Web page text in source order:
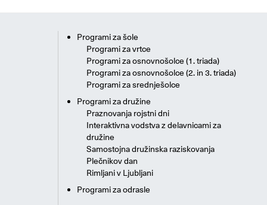
Programi za šole
Programi za vrtce
Programi za osnovnošolce (1. triada)
Programi za osnovnošolce (2. in 3. triada)
Programi za srednješolce
Programi za družine
Praznovanja rojstni dni
Interaktivna vodstva z delavnicami za
družine
Samostojna družinska raziskovanja
Plečnikov dan
Rimljani v Ljubljani
Programi za odrasle